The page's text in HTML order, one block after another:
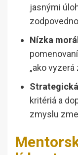
jasnými
Nízka
„ako
kritériá a
zmyslu